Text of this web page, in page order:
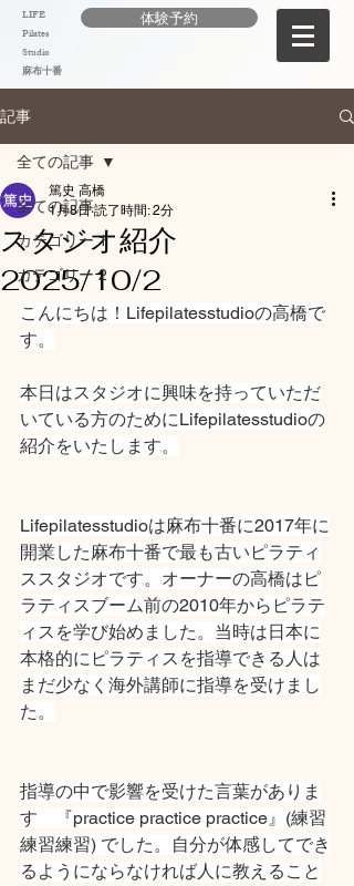
LIFE
Pilates
Studio
麻布十番
体験予約
記事
全ての記事
カテゴリー 1
カテゴリー 2
全ての記事
スタジオ紹介
2025/10/2
篤史 高橋
1月8日 読了時間: 2分
こんにちは！Lifepilatesstudioの高橋で
す。
本日はスタジオに興味を持っていただ
いている方のためにLifepilatesstudioの
紹介をいたします。
Lifepilatesstudioは麻布十番に2017年に
開業した麻布十番で最も古いピラティ
ススタジオです。オーナーの高橋はピ
ラティスブーム前の2010年からピラテ
ィスを学び始めました。当時は日本に
本格的にピラティスを指導できる人は
まだ少なく海外講師に指導を受けまし
た。
指導の中で影響を受けた言葉がありま
す　『practice practice practice』(練習
練習練習) でした。自分が体感してでき
るようにならなければ人に教えること